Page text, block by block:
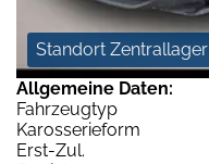
Standort Zentrallager
Allgemeine Daten:
Fahrzeugtyp
Karosserieform
Erst-Zul.